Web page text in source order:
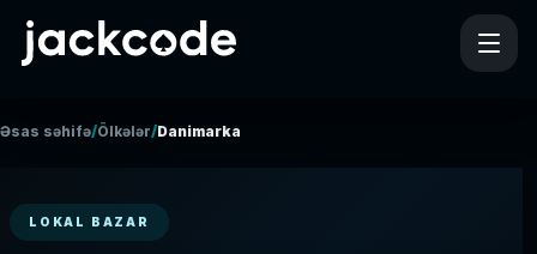
Əsas səhifə/Ölkələr/Danimarka
LOKAL BAZAR